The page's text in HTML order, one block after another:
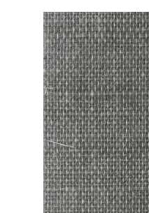
ПОМЕЩЕНИЕ
Кабинет
Коридор
Спальня
Детская
Все типы помещений
ЦВЕТА